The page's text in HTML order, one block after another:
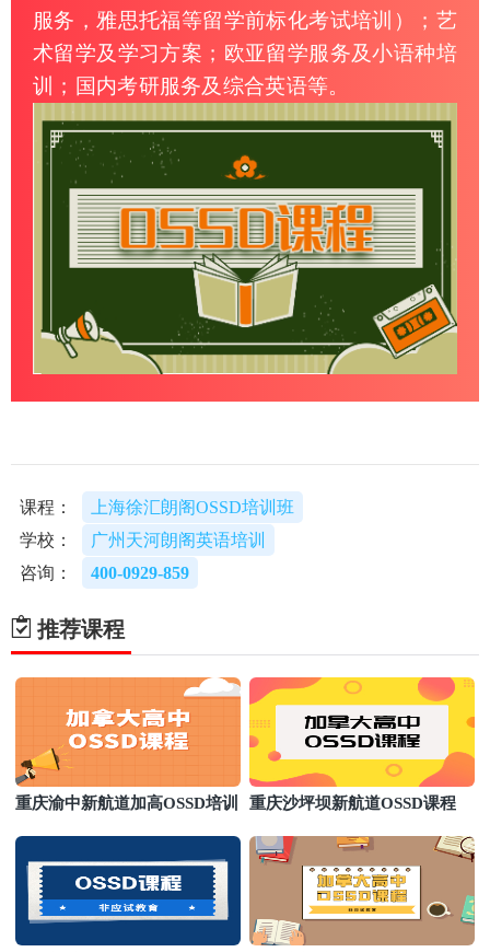
服务，雅思托福等留学前标化考试培训）；艺
术留学及学习方案；欧亚留学服务及小语种培
训；国内考研服务及综合英语等。
课程：
上海徐汇朗阁OSSD培训班
学校：
广州天河朗阁英语培训
咨询：
400-0929-859
推荐课程
重庆渝中新航道加高OSSD培训 重庆沙坪坝新航道OSSD课程